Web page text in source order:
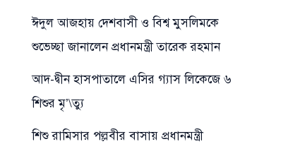
ঈদুল আজহায় দেশবাসী ও বিশ্ব মুসলিমকে
শুভেচ্ছা জানালেন প্রধানমন্ত্রী তারেক রহমান
আদ-দ্বীন হাসপাতালে এসির গ্যাস লিকেজে ৬
শিশুর মৃ’\ত্যু
শিশু রামিসার পল্লবীর বাসায় প্রধানমন্ত্রী